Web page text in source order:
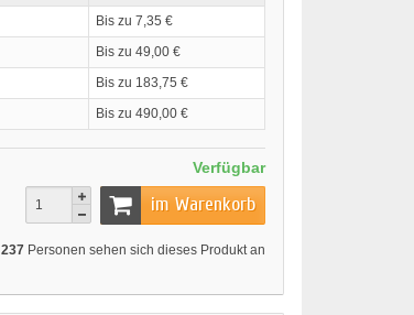
Bis zu 7,35 €
Bis zu 49,00 €
Bis zu 183,75 €
Bis zu 490,00 €
Verfügbar
im Warenkorb
237 Personen sehen sich dieses Produkt an